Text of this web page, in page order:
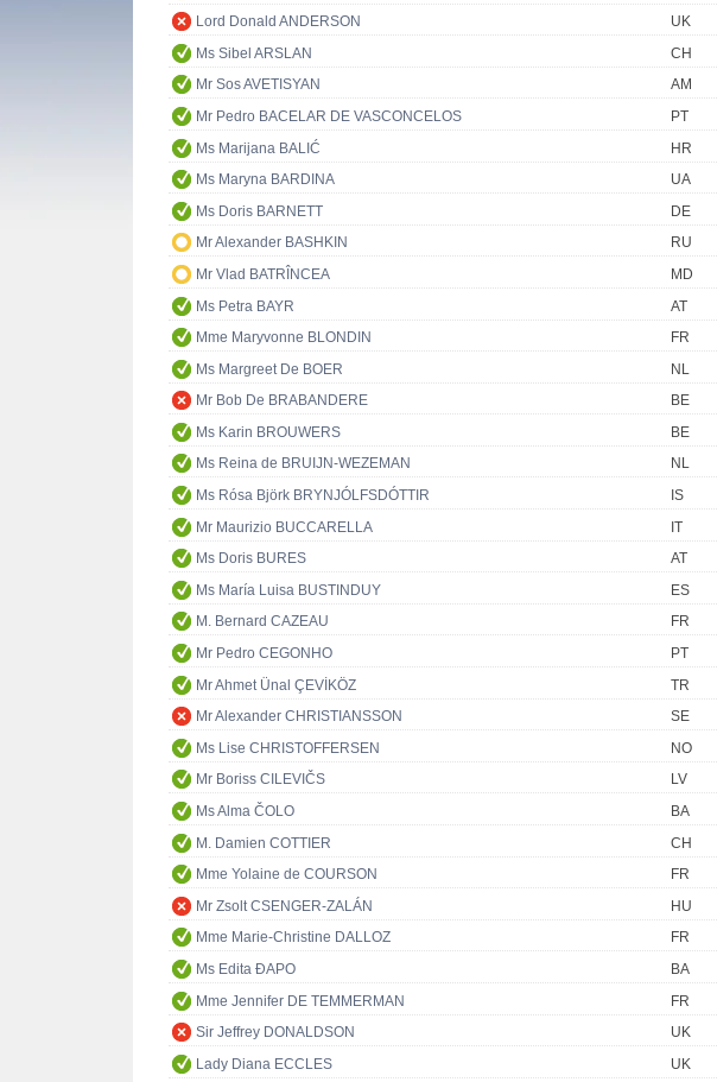
Lord Donald ANDERSON
UK
Ms Sibel ARSLAN
CH
Mr Sos AVETISYAN
AM
Mr Pedro BACELAR DE VASCONCELOS
PT
Ms Marijana BALIĆ
HR
Ms Maryna BARDINA
UA
Ms Doris BARNETT
DE
Mr Alexander BASHKIN
RU
Mr Vlad BATRÎNCEA
MD
Ms Petra BAYR
AT
Mme Maryvonne BLONDIN
FR
Ms Margreet De BOER
NL
Mr Bob De BRABANDERE
BE
Ms Karin BROUWERS
BE
Ms Reina de BRUIJN-WEZEMAN
NL
Ms Rósa Björk BRYNJÓLFSDÓTTIR
IS
Mr Maurizio BUCCARELLA
IT
Ms Doris BURES
AT
Ms María Luisa BUSTINDUY
ES
M. Bernard CAZEAU
FR
Mr Pedro CEGONHO
PT
Mr Ahmet Ünal ÇEVİKÖZ
TR
Mr Alexander CHRISTIANSSON
SE
Ms Lise CHRISTOFFERSEN
NO
Mr Boriss CILEVIČS
LV
Ms Alma ČOLO
BA
M. Damien COTTIER
CH
Mme Yolaine de COURSON
FR
Mr Zsolt CSENGER-ZALÁN
HU
Mme Marie-Christine DALLOZ
FR
Ms Edita ĐAPO
BA
Mme Jennifer DE TEMMERMAN
FR
Sir Jeffrey DONALDSON
UK
Lady Diana ECCLES
UK